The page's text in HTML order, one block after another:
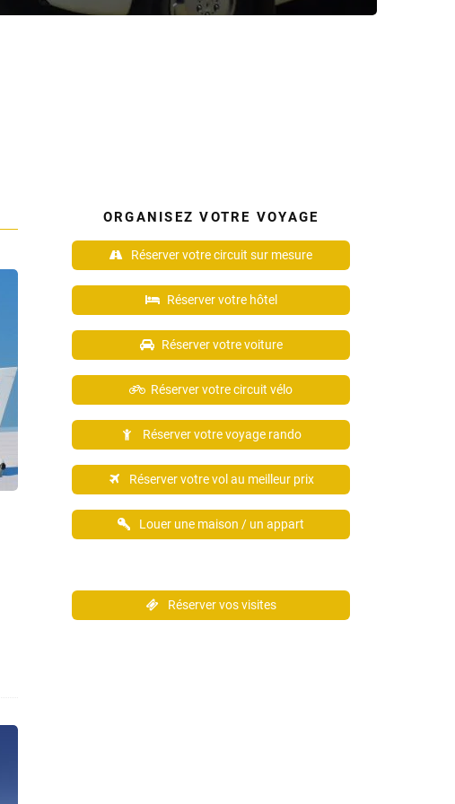
ORGANISEZ VOTRE VOYAGE
Réserver votre circuit sur mesure
Réserver votre hôtel
Réserver votre voiture
Réserver votre circuit vélo
Réserver votre voyage rando
Réserver votre vol au meilleur prix
Louer une maison / un appart
Réserver vos visites